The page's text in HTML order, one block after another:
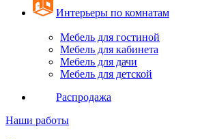
Интерьеры по комнатам
Мебель для гостиной
Мебель для кабинета
Мебель для дачи
Мебель для детской
Распродажа
Наши работы